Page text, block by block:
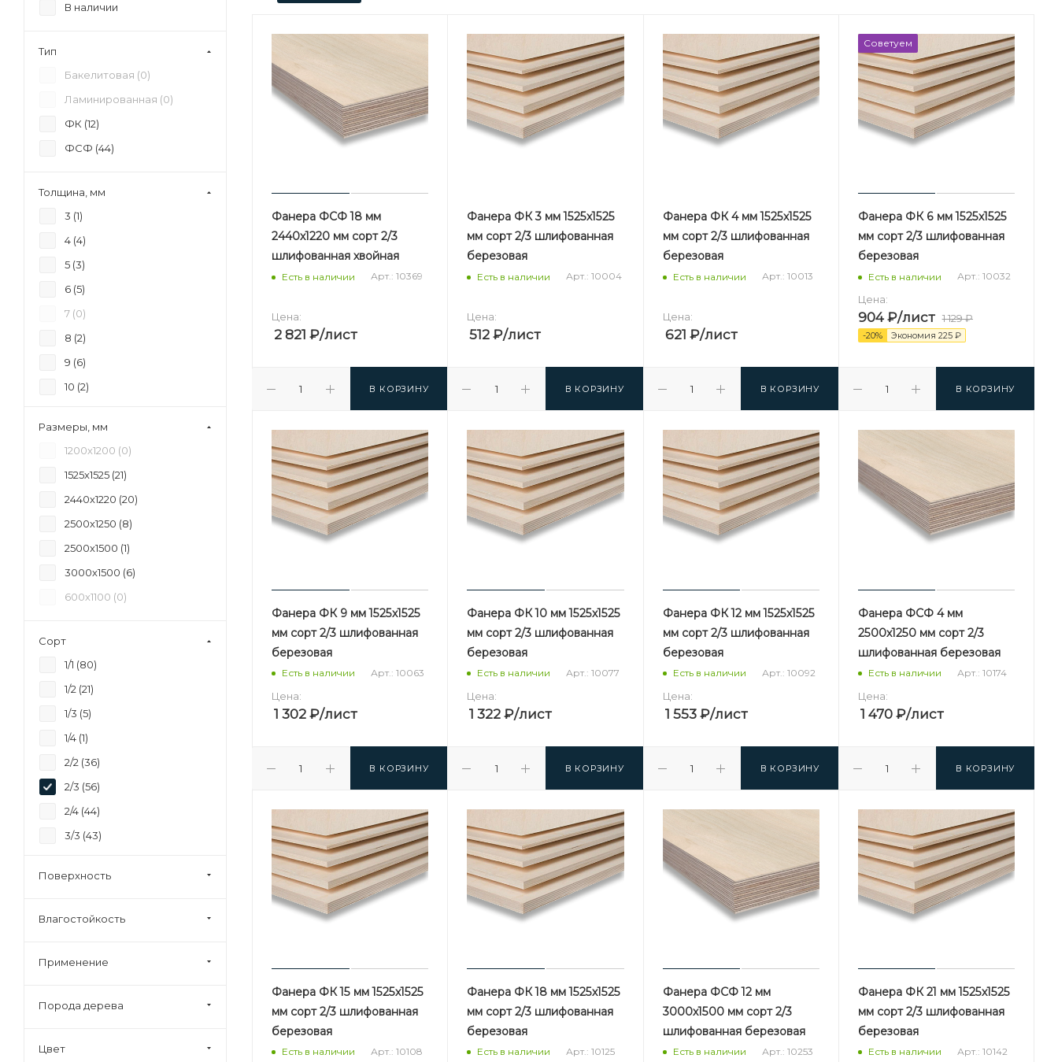
Фанера ФСФ 18 мм
2440х1220 мм сорт 2/3
шлифованная хвойная
Есть в наличии Арт.: 10369
Цена:
2 821 ₽/лист
В КОРЗИНУ
Фанера ФК 3 мм 1525х1525
мм сорт 2/3 шлифованная
березовая
Есть в наличии Арт.: 10004
Цена:
512 ₽/лист
В КОРЗИНУ
Фанера ФК 4 мм 1525х1525
мм сорт 2/3 шлифованная
березовая
Есть в наличии Арт.: 10013
Цена:
621 ₽/лист
В КОРЗИНУ
Советуем
Фанера ФК 6 мм 1525х1525
мм сорт 2/3 шлифованная
березовая
Есть в наличии Арт.: 10032
Цена:
904₽/лист 1 129₽
-20% Экономия 225₽
В КОРЗИНУ
Фанера ФК 9 мм 1525х1525
мм сорт 2/3 шлифованная
березовая
Есть в наличии Арт.: 10063
Цена:
1 302 ₽/лист
В КОРЗИНУ
Фанера ФК 10 мм 1525х1525
мм сорт 2/3 шлифованная
березовая
Есть в наличии Арт.: 10077
Цена:
1 322 ₽/лист
В КОРЗИНУ
Фанера ФК 12 мм 1525х1525
мм сорт 2/3 шлифованная
березовая
Есть в наличии Арт.: 10092
Цена:
1 553₽/лист
В КОРЗИНУ
Фанера ФСФ 4 мм
2500х1250 мм сорт 2/3
шлифованная березовая
Есть в наличии Арт.: 10174
Цена:
1 470₽/лист
В КОРЗИНУ
Фанера ФК 15 мм 1525х1525
мм сорт 2/3 шлифованная
березовая
Есть в наличии Арт.: 10108
Фанера ФК 18 мм 1525х1525
мм сорт 2/3 шлифованная
березовая
Есть в наличии Арт.: 10125
Фанера ФСФ 12 мм
3000х1500 мм сорт 2/3
шлифованная березовая
Есть в наличии Арт.: 10253
Фанера ФК 21 мм 1525х1525
мм сорт 2/3 шлифованная
березовая
Есть в наличии Арт.: 10142
В наличии
Тип
Бакелитовая (0)
Ламинированная (0)
ФК (12)
ФСФ (44)
Толщина, мм
3 (1)
4 (4)
5 (3)
6 (5)
7 (0)
8 (2)
9 (6)
10 (2)
12 (
)
Размеры, мм
1200х1200 (0)
1525х1525 (21)
2440х1220 (20)
2500х1250 (8)
2500х1500 (1)
3000х1500 (6)
600х1100 (0)
Сорт
1/1 (80)
1/2 (21)
1/3 (5)
1/4 (1)
2/2 (36)
2/3 (56)
2/4 (44)
3/3 (43)
4/4 (
Поверхность
Влагостойкость
Применение
Порода дерева
Цвет